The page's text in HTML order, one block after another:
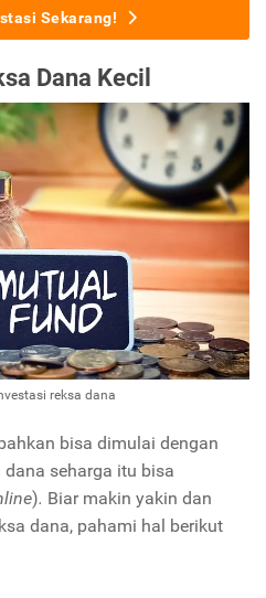
Sekarang!
Dana Kecil
reksa dana
bisa dimulai dengan
dana seharga itu bisa
). Biar makin yakin dan
dana, pahami hal berikut